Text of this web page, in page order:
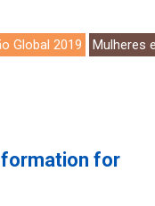
Global 2019 Mulheres
for